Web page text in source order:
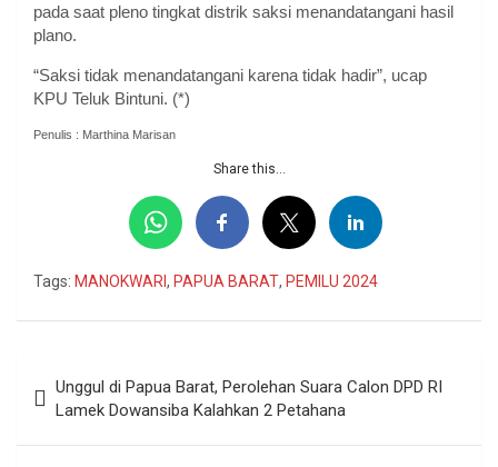
pada saat pleno tingkat distrik saksi menandatangani hasil
plano.
“Saksi tidak menandatangani karena tidak hadir”, ucap
KPU Teluk Bintuni. (*)
Penulis : Marthina Marisan
Share this...
Tags: MANOKWARI, PAPUA BARAT, PEMILU 2024
pos
Unggul di Papua Barat, Perolehan Suara Calon DPD RI
Lamek Dowansiba Kalahkan 2 Petahana